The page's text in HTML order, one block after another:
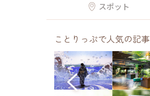
スポット
ことりっぷで人気の記事